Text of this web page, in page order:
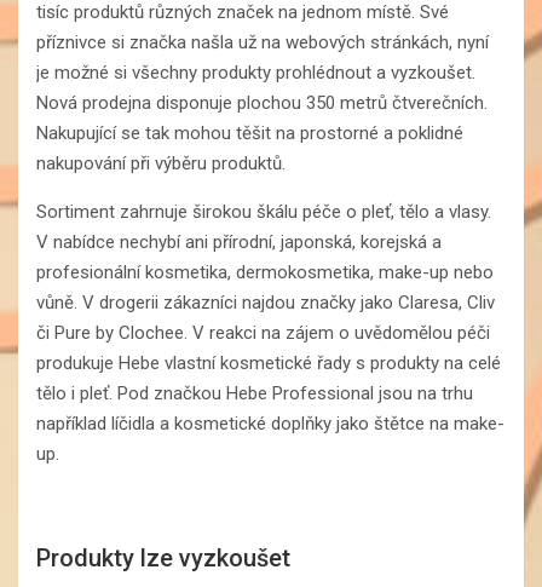
tisíc produktů různých značek na jednom místě. Své
příznivce si značka našla už na webových stránkách, nyní
je možné si všechny produkty prohlédnout a vyzkoušet.
Nová prodejna disponuje plochou 350 metrů čtverečních.
Nakupující se tak mohou těšit na prostorné a poklidné
nakupování při výběru produktů.
Sortiment zahrnuje širokou škálu péče o pleť, tělo a vlasy.
V nabídce nechybí ani přírodní, japonská, korejská a
profesionální kosmetika, dermokosmetika, make-up nebo
vůně. V drogerii zákazníci najdou značky jako Claresa, Cliv
či Pure by Clochee. V reakci na zájem o uvědomělou péči
produkuje Hebe vlastní kosmetické řady s produkty na celé
tělo i pleť. Pod značkou Hebe Professional jsou na trhu
například líčidla a kosmetické doplňky jako štětce na make-
up.
Produkty lze vyzkoušet